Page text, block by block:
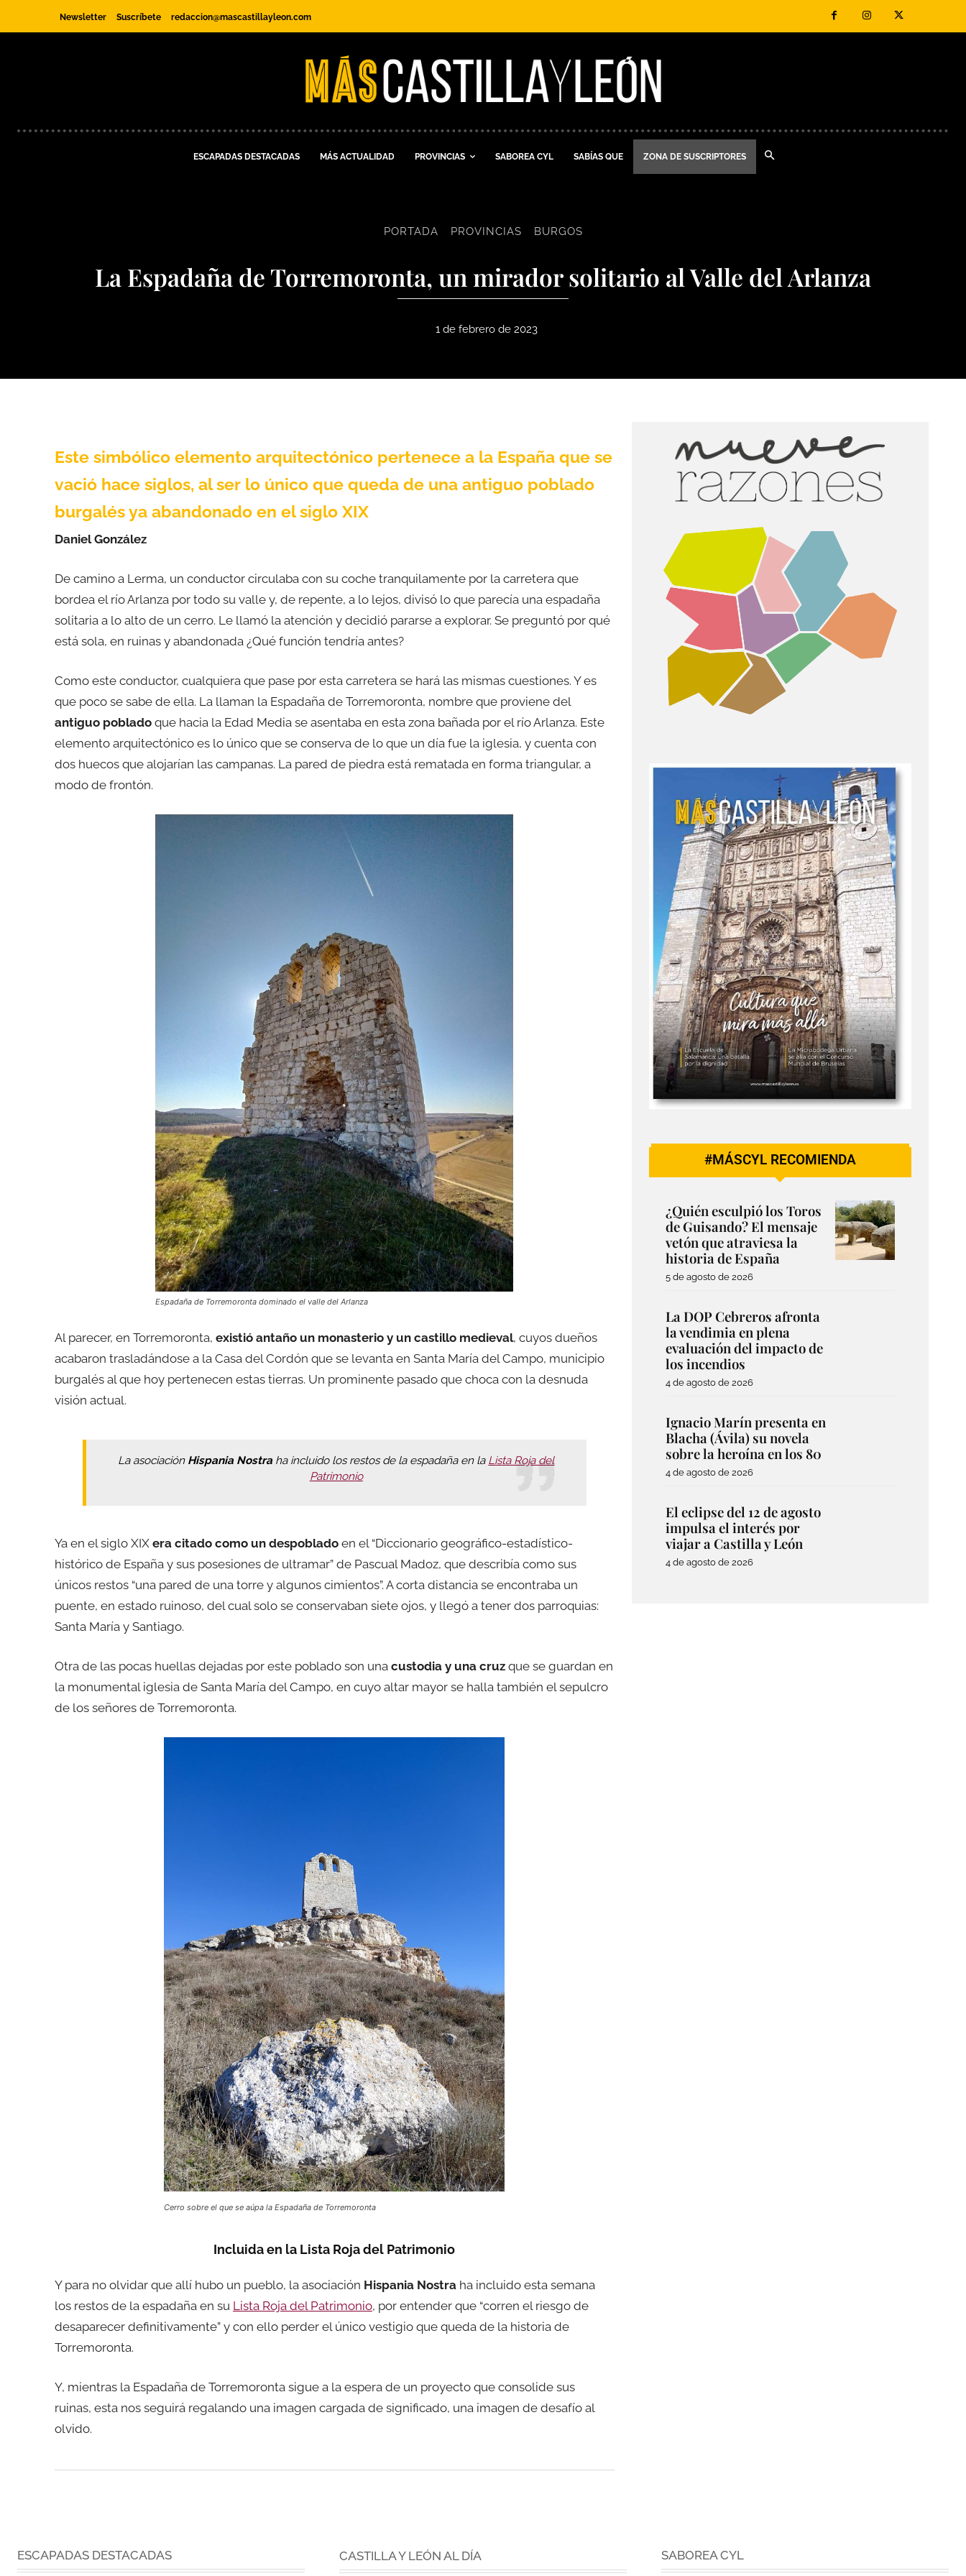
Newsletter Suscríbete redaccion@mascastillayleon.com
ESCAPADAS DESTACADAS MÁS ACTUALIDAD PROVINCIAS SABOREA CYL SABÍAS QUE ZONA DE SUSCRIPTORES
PORTADA PROVINCIAS BURGOS
La Espadaña de Torremoronta, un mirador solitario al Valle del Arlanza
1 de febrero de 2023
Este simbólico elemento arquitectónico pertenece a la España que se
vació hace siglos, al ser lo único que queda de una antiguo poblado
burgalés ya abandonado en el siglo XIX
Daniel González
De camino a Lerma, un conductor circulaba con su coche tranquilamente por la carretera que
bordea el río Arlanza por todo su valle y, de repente, a lo lejos, divisó lo que parecía una espadaña
solitaria a lo alto de un cerro. Le llamó la atención y decidió pararse a explorar. Se preguntó por qué
está sola, en ruinas y abandonada ¿Qué función tendría antes?
Como este conductor, cualquiera que pase por esta carretera se hará las mismas cuestiones. Y es
que poco se sabe de ella. La llaman la Espadaña de Torremoronta, nombre que proviene del
antiguo poblado que hacia la Edad Media se asentaba en esta zona bañada por el río Arlanza. Este
elemento arquitectónico es lo único que se conserva de lo que un día fue la iglesia, y cuenta con
dos huecos que alojarían las campanas. La pared de piedra está rematada en forma triangular, a
modo de frontón.
Espadaña de Torremoronta dominado el valle del Arlanza
Al parecer, en Torremoronta, existió antaño un monasterio y un castillo medieval, cuyos dueños
acabaron trasladándose a la Casa del Cordón que se levanta en Santa María del Campo, municipio
burgalés al que hoy pertenecen estas tierras. Un prominente pasado que choca con la desnuda
visión actual.
La asociación Hispania Nostra ha incluido los restos de la espadaña en la Lista Roja del
Patrimonio
Ya en el siglo XIX era citado como un despoblado en el “Diccionario geográfico-estadístico-
histórico de España y sus posesiones de ultramar” de Pascual Madoz, que describía como sus
únicos restos “una pared de una torre y algunos cimientos”. A corta distancia se encontraba un
puente, en estado ruinoso, del cual solo se conservaban siete ojos, y llegó a tener dos parroquias:
Santa María y Santiago.
Otra de las pocas huellas dejadas por este poblado son una custodia y una cruz que se guardan en
la monumental iglesia de Santa María del Campo, en cuyo altar mayor se halla también el sepulcro
de los señores de Torremoronta.
Cerro sobre el que se aúpa la Espadaña de Torremoronta
Incluida en la Lista Roja del Patrimonio
Y para no olvidar que allí hubo un pueblo, la asociación Hispania Nostra ha incluido esta semana
los restos de la espadaña en su Lista Roja del Patrimonio, por entender que “corren el riesgo de
desaparecer definitivamente” y con ello perder el único vestigio que queda de la historia de
Torremoronta.
Y, mientras la Espadaña de Torremoronta sigue a la espera de un proyecto que consolide sus
ruinas, esta nos seguirá regalando una imagen cargada de significado, una imagen de desafío al
olvido.
#MÁSCYL RECOMIENDA
¿Quién esculpió los Toros
de Guisando? El mensaje
vetón que atraviesa la
historia de España
5 de agosto de 2026
La DOP Cebreros afronta
la vendimia en plena
evaluación del impacto de
los incendios
4 de agosto de 2026
Ignacio Marín presenta en
Blacha (Ávila) su novela
sobre la heroína en los 80
4 de agosto de 2026
El eclipse del 12 de agosto
impulsa el interés por
viajar a Castilla y León
4 de agosto de 2026
ESCAPADAS DESTACADAS CASTILLA Y LEÓN AL DÍA SABOREA CYL